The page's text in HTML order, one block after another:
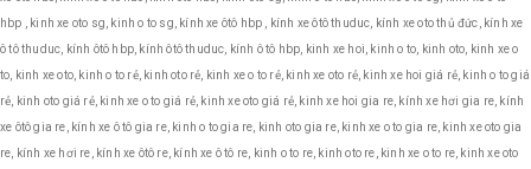
hbp , kinh xe oto sg, kinh o to sg, kính xe ôtô hbp , kính xe ôtô thuduc, kính xe oto thủ đức, kính xe
ô tô thuduc, kính ôtô hbp, kính ôtô thuduc, kính ô tô hbp, kinh xe hoi, kinh o to, kinh oto, kinh xe o
to, kinh xe oto, kinh o to rẻ, kinh oto rẻ, kinh xe o to rẻ, kinh xe oto rẻ, kinh xe hoi giá rẻ, kinh o to giá
rẻ, kinh oto giá rẻ, kinh xe o to giá rẻ, kinh xe oto giá rẻ, kinh xe hoi gia re, kính xe hơi gia re, kính
xe ôtô gia re, kính xe ô tô gia re, kinh o to gia re, kinh oto gia re, kinh xe o to gia re, kinh xe oto gia
re, kính xe hơi re, kính xe ôtô re, kính xe ô tô re, kinh o to re, kinh oto re, kinh xe o to re, kinh xe oto